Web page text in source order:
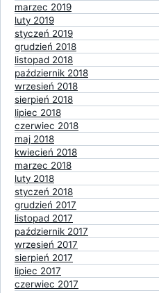
marzec 2019
luty 2019
styczeń 2019
grudzień 2018
listopad 2018
październik 2018
wrzesień 2018
sierpień 2018
lipiec 2018
czerwiec 2018
maj 2018
kwiecień 2018
marzec 2018
luty 2018
styczeń 2018
grudzień 2017
listopad 2017
październik 2017
wrzesień 2017
sierpień 2017
lipiec 2017
czerwiec 2017